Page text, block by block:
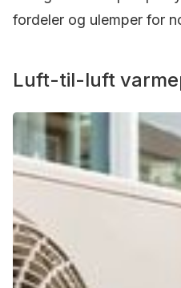
fordeler og ulemper for
Luft-til-luft